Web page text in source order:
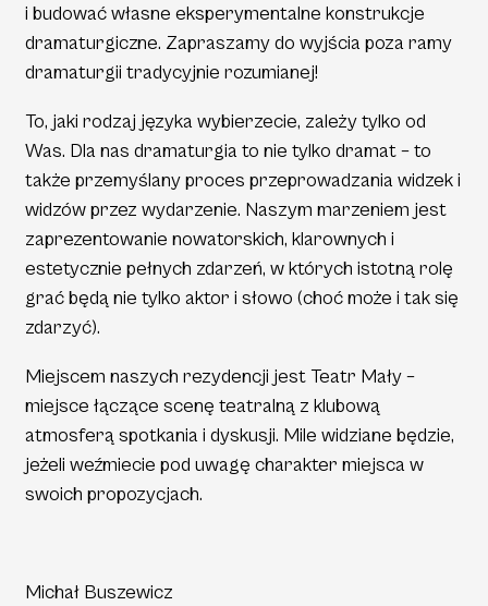
i budować własne eksperymentalne konstrukcje
dramaturgiczne. Zapraszamy do wyjścia poza ramy
dramaturgii tradycyjnie rozumianej!
To, jaki rodzaj języka wybierzecie, zależy tylko od
Was. Dla nas dramaturgia to nie tylko dramat – to
także przemyślany proces przeprowadzania widzek i
widzów przez wydarzenie. Naszym marzeniem jest
zaprezentowanie nowatorskich, klarownych i
estetycznie pełnych zdarzeń, w których istotną rolę
grać będą nie tylko aktor i słowo (choć może i tak się
zdarzyć).
Miejscem naszych rezydencji jest Teatr Mały –
miejsce łączące scenę teatralną z klubową
atmosferą spotkania i dyskusji. Mile widziane będzie,
jeżeli weźmiecie pod uwagę charakter miejsca w
swoich propozycjach.
Michał Buszewicz